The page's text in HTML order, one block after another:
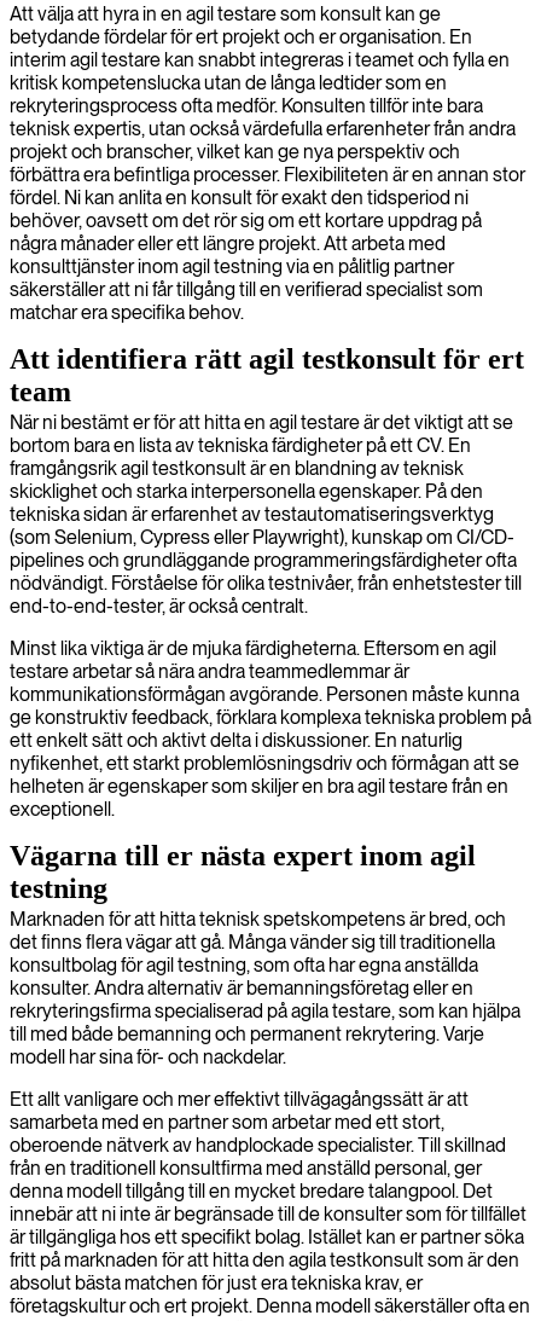
Att välja att hyra in en agil testare som konsult kan ge
betydande fördelar för ert projekt och er organisation. En
interim agil testare kan snabbt integreras i teamet och fylla en
kritisk kompetenslucka utan de långa ledtider som en
rekryteringsprocess ofta medför. Konsulten tillför inte bara
teknisk expertis, utan också värdefulla erfarenheter från andra
projekt och branscher, vilket kan ge nya perspektiv och
förbättra era befintliga processer. Flexibiliteten är en annan stor
fördel. Ni kan anlita en konsult för exakt den tidsperiod ni
behöver, oavsett om det rör sig om ett kortare uppdrag på
några månader eller ett längre projekt. Att arbeta med
konsulttjänster inom agil testning via en pålitlig partner
säkerställer att ni får tillgång till en verifierad specialist som
matchar era specifika behov.
Att identifiera rätt agil testkonsult för ert
team
När ni bestämt er för att hitta en agil testare är det viktigt att se
bortom bara en lista av tekniska färdigheter på ett CV. En
framgångsrik agil testkonsult är en blandning av teknisk
skicklighet och starka interpersonella egenskaper. På den
tekniska sidan är erfarenhet av testautomatiseringsverktyg
(som Selenium, Cypress eller Playwright), kunskap om CI/CD-
pipelines och grundläggande programmeringsfärdigheter ofta
nödvändigt. Förståelse för olika testnivåer, från enhetstester till
end-to-end-tester, är också centralt.
Minst lika viktiga är de mjuka färdigheterna. Eftersom en agil
testare arbetar så nära andra teammedlemmar är
kommunikationsförmågan avgörande. Personen måste kunna
ge konstruktiv feedback, förklara komplexa tekniska problem på
ett enkelt sätt och aktivt delta i diskussioner. En naturlig
nyfikenhet, ett starkt problemlösningsdriv och förmågan att se
helheten är egenskaper som skiljer en bra agil testare från en
exceptionell.
Vägarna till er nästa expert inom agil
testning
Marknaden för att hitta teknisk spetskompetens är bred, och
det finns flera vägar att gå. Många vänder sig till traditionella
konsultbolag för agil testning, som ofta har egna anställda
konsulter. Andra alternativ är bemanningsföretag eller en
rekryteringsfirma specialiserad på agila testare, som kan hjälpa
till med både bemanning och permanent rekrytering. Varje
modell har sina för- och nackdelar.
Ett allt vanligare och mer effektivt tillvägagångssätt är att
samarbeta med en partner som arbetar med ett stort,
oberoende nätverk av handplockade specialister. Till skillnad
från en traditionell konsultfirma med anställd personal, ger
denna modell tillgång till en mycket bredare talangpool. Det
innebär att ni inte är begränsade till de konsulter som för tillfället
är tillgängliga hos ett specifikt bolag. Istället kan er partner söka
fritt på marknaden för att hitta den agila testkonsult som är den
absolut bästa matchen för just era tekniska krav, er
företagskultur och ert projekt. Denna modell säkerställer ofta en